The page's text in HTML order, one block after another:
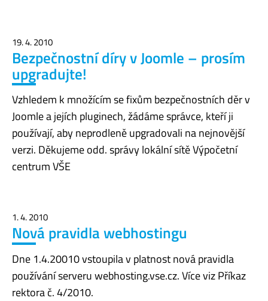
19. 4. 2010
Bezpečnostní díry v Joomle – prosím
upgradujte!
Vzhledem k množícím se fixům bezpečnostních děr v
Joomle a jejích pluginech, žádáme správce, kteří ji
používají, aby neprodleně upgradovali na nejnovější
verzi. Děkujeme odd. správy lokální sítě Výpočetní
centrum VŠE
1. 4. 2010
Nová pravidla webhostingu
Dne 1.4.20010 vstoupila v platnost nová pravidla
používání serveru webhosting.vse.cz. Více viz Příkaz
rektora č. 4/2010.